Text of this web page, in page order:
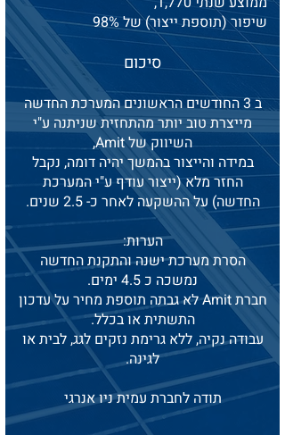
שיפור (תוספת ייצור) של 98%
סיכום
ב 3 החודשים הראשונים המערכת החדשה
מייצרת טוב יותר מהתחזית שניתנה ע"י
השיווק של Amit,
במידה והייצור בהמשך יהיה דומה, נקבל
החזר מלא (ייצור עודף ע"י המערכת
החדשה) על ההשקעה לאחר כ- 2.5 שנים.
הערות:
הסרת מערכת ישנה והתקנת החדשה
נמשכה כ 4.5 ימים.
חברת Amit לא גבתה תוספת מחיר על עדכון
התשתית או בכלל.
עבודה נקיה, ללא גרימת נזקים לגג, לבית או
לגינה.
תודה לחברת עמית ניו אנרגי